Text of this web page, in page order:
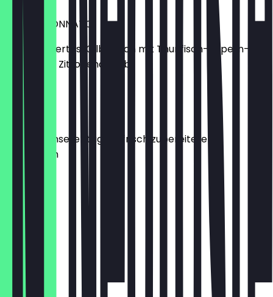
VITELLO TONNATO
rosa pochiertes Kalbfleisch mit Thunfisch-Kapern-
Sauce, und Zitronenabrieb
13,90 €
ANTIPASTI
Auswahl unserer täglich frisch zubereiteten
Vorspeisen
13,90 €